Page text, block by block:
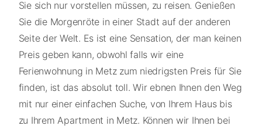
Sie sich nur vorstellen müssen, zu reisen. Genießen
Sie die Morgenröte in einer Stadt auf der anderen
Seite der Welt. Es ist eine Sensation, der man keinen
Preis geben kann, obwohl falls wir eine
Ferienwohnung in Metz zum niedrigsten Preis für Sie
finden, ist das absolut toll. Wir ebnen Ihnen den Weg
mit nur einer einfachen Suche, von Ihrem Haus bis
zu Ihrem Apartment in Metz. Können wir Ihnen bei